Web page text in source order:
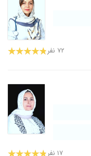
۷۲ نفر
۱۷ نفر